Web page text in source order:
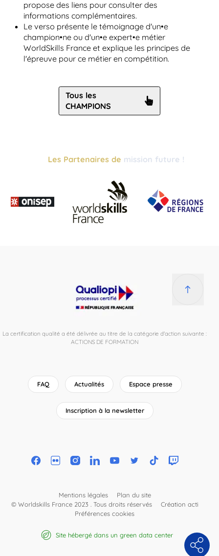
propose des liens pour consulter des
informations complémentaires.
Le verso présente le témoignage d'un•e
champion•ne ou d'un•e expert•e métier
WorldSkills France et explique les principes de
l'épreuve pour ce métier en compétition.
Tous les
CHAMPIONS
Les Partenaires de mission future !
La certification qualité a été délivrée au titre de la catégorie d'action suivante :
ACTIONS DE FORMATION
FAQ Actualités Espace presse
Inscription à la newsletter
Mentions légales
Plan du site
© Worldskills France 2023 . Tous droits réservés
Création acti
Préférences cookies
Site hébergé dans un green data center